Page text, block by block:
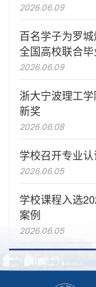
2026.06.09
百名学子为罗
全国高校联合
2026.06.09
浙大宁波理工
新奖
2026.06.08
学校召开专业
2026.06.05
学校课程入选
案例
2026.06.05